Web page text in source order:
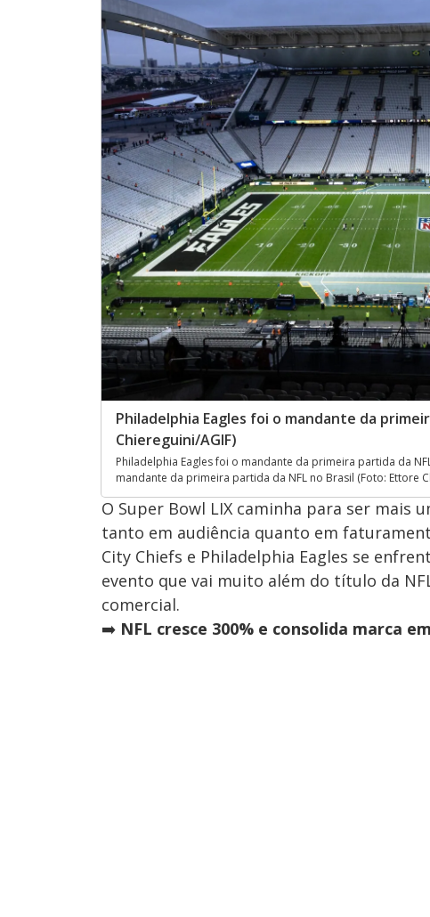
Philadelphia Eagles foi o mandante da
Chiereguini/AGIF)
Philadelphia Eagles foi o mandante da primeira partida da
mandante da primeira partida da NFL no Brasil (Foto: Ettore
O Super Bowl LIX caminha para ser mais
tanto em audiência quanto em
City Chiefs e Philadelphia Eagles se
evento que vai muito além do título da
comercial.
➡️ NFL cresce 300% e consolida marca